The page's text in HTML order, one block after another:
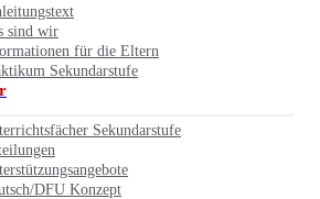
sind wir
für die Eltern
Sekundarstufe
Sekundarstufe
DFU Konzept